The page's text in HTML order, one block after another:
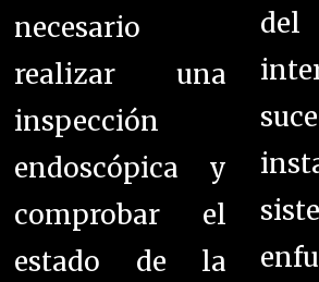
necesario
realizar una
inspección
endoscópica y
comprobar el
estado de la